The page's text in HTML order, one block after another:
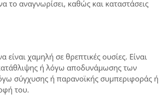
αναγνωρίσει, καθώς και καταστάσεις
χαμηλή σε θρεπτικές ουσίες. Είναι
ή λόγω αποδυνάμωσης των
σύγχυσης ή παρανοϊκής συμπεριφοράς ή
του.